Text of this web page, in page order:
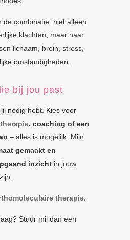
de combinatie: niet alleen
klachten, maar naar
lichaam, brein, stress,
omstandigheden.
bij jou past
nodig hebt. Kies voor
, coaching of een
– alles is mogelijk. Mijn
gemaakt en
inzicht in jouw
therapie.
Stuur mij dan een